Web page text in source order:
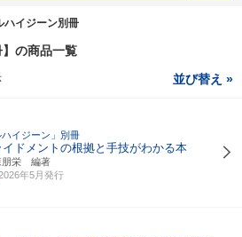
ハイジーン別冊
】の商品一覧
並び替え »
イジーン」別冊
ドメントの根拠と手技がわかる本
朋栄 編著
年5月発行